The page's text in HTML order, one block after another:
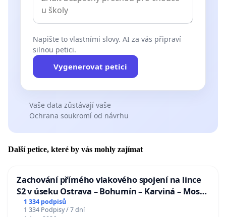
Napište to vlastními slovy. AI za vás připraví
silnou petici.
Vygenerovat petici
Vaše data zůstávají vaše
Ochrana soukromí od návrhu
Další petice, které by vás mohly zajímat
Zachování přímého vlakového spojení na lince
S2 v úseku Ostrava – Bohumín – Karviná – Mosty
u Jablunkova
1 334 podpisů
1 334 Podpisy / 7 dní